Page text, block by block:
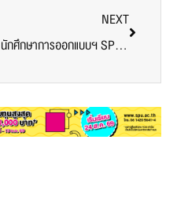
NEXT
นักศึกษาการออกแบบฯ SPU โชว์ผลงาน Pavilion ผสาน Digital x Craft สะท้อนอนาคตงานออกแบบไทย ในงาน สถาปนิก’69